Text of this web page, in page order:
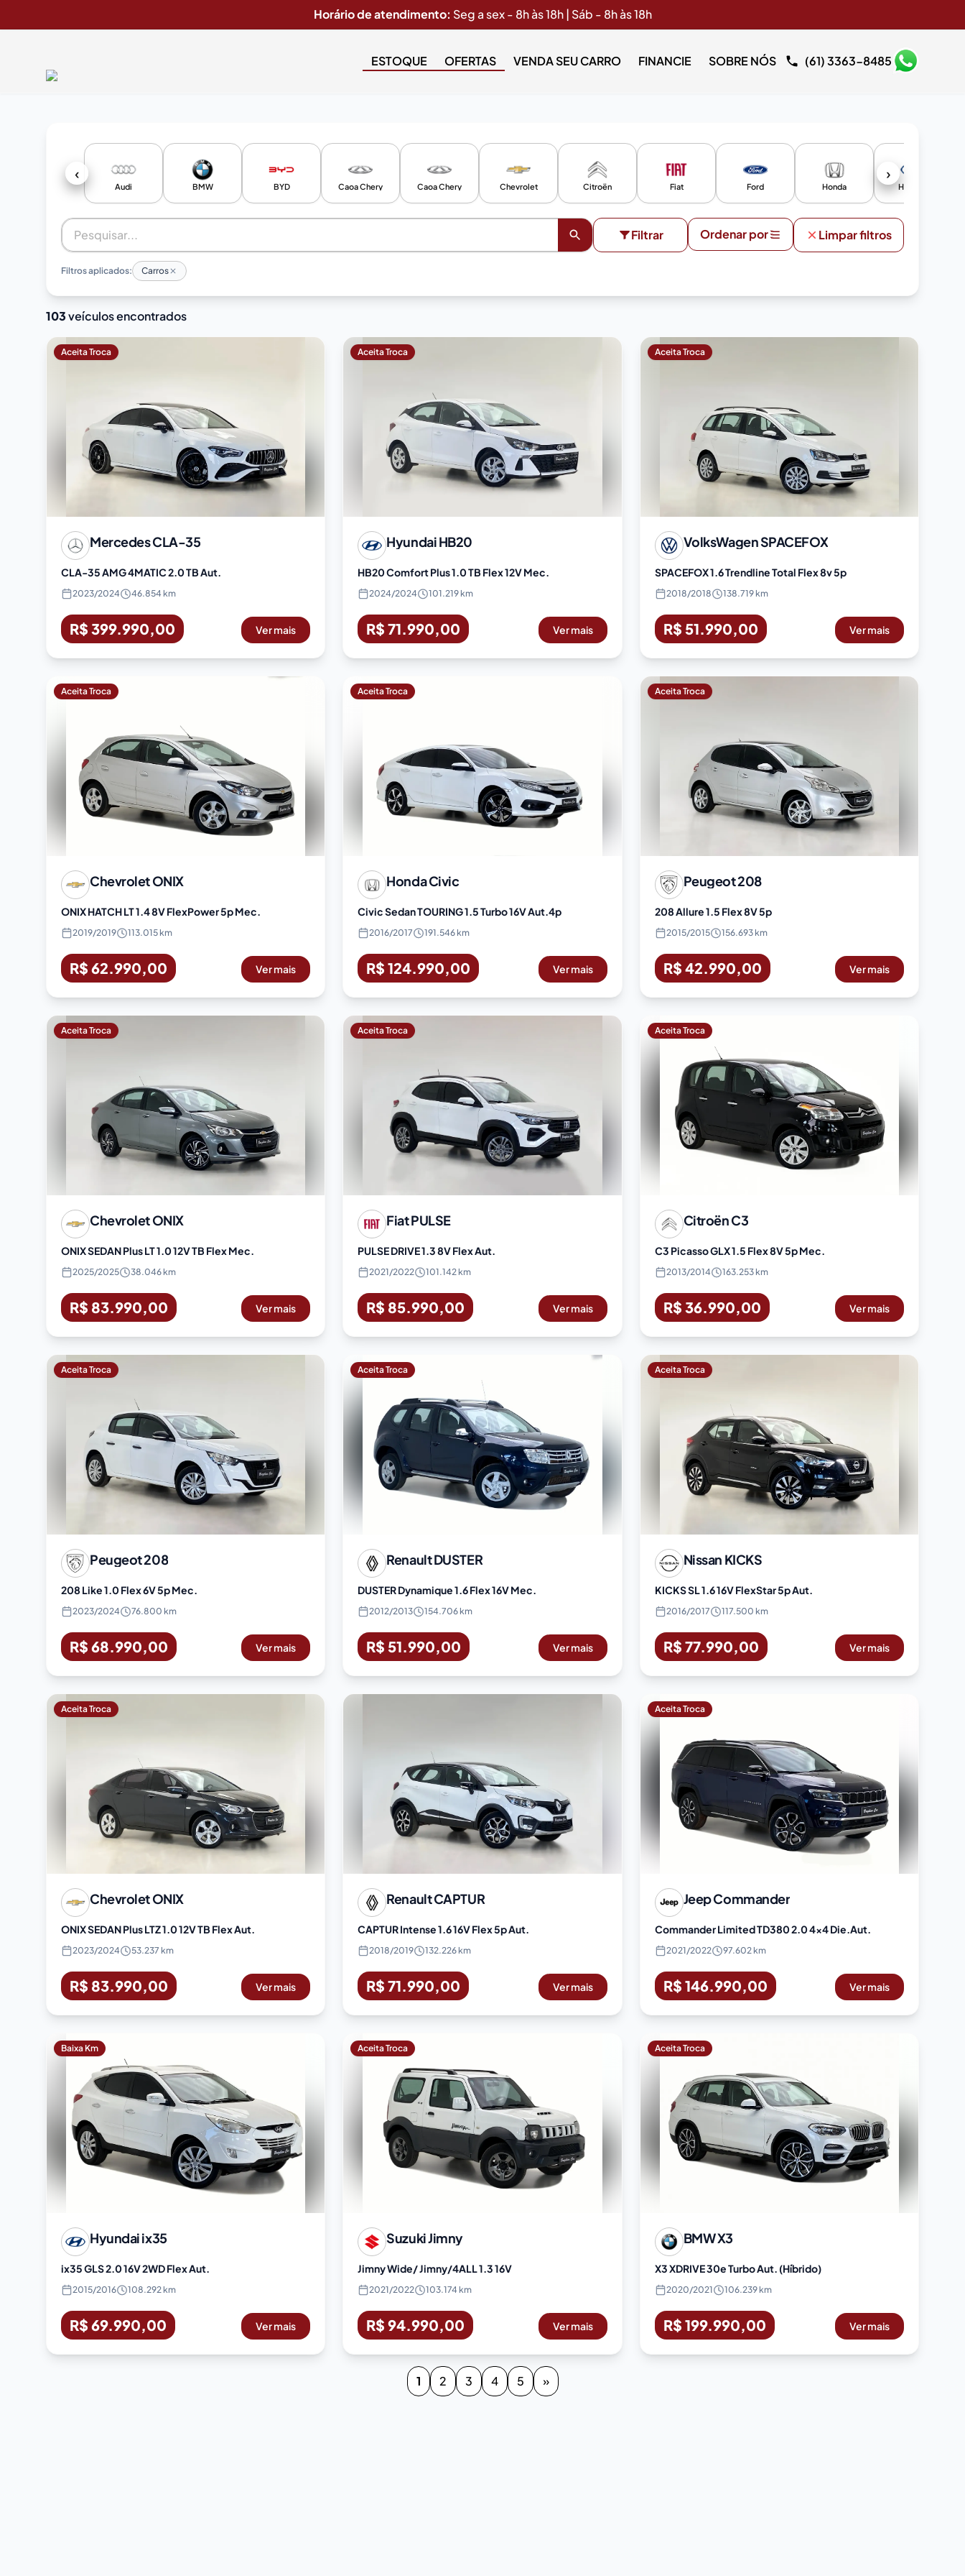
Horário de atendimento: Seg a sex - 8h às 18h | Sáb - 8h às 18h
ESTOQUE OFERTAS VENDA SEU CARRO FINANCIE SOBRE NÓS (61) 3363-8485
‹ ›
Audi BMW BYD Caoa Chery Caoa Chery Chevrolet Citroën Fiat Ford Honda Hyundai
Filtrar Ordenar por Limpar filtros
Filtros aplicados: Carros
103veículos encontrados
Aceita Troca
MercedesCLA-35
CLA-35 AMG 4MATIC 2.0 TB Aut.
2023/2024 46.854 km
R$ 399.990,00 Ver mais
Aceita Troca
HyundaiHB20
HB20 Comfort Plus 1.0 TB Flex 12V Mec.
2024/2024 101.219 km
R$ 71.990,00 Ver mais
Aceita Troca
VolksWagenSPACEFOX
SPACEFOX 1.6 Trendline Total Flex 8v 5p
2018/2018 138.719 km
R$ 51.990,00 Ver mais
Aceita Troca
ChevroletONIX
ONIX HATCH LT 1.4 8V FlexPower 5p Mec.
2019/2019 113.015 km
R$ 62.990,00 Ver mais
Aceita Troca
HondaCivic
Civic Sedan TOURING 1.5 Turbo 16V Aut.4p
2016/2017 191.546 km
R$ 124.990,00 Ver mais
Aceita Troca
Peugeot208
208 Allure 1.5 Flex 8V 5p
2015/2015 156.693 km
R$ 42.990,00 Ver mais
Aceita Troca
ChevroletONIX
ONIX SEDAN Plus LT 1.0 12V TB Flex Mec.
2025/2025 38.046 km
R$ 83.990,00 Ver mais
Aceita Troca
FiatPULSE
PULSE DRIVE 1.3 8V Flex Aut.
2021/2022 101.142 km
R$ 85.990,00 Ver mais
Aceita Troca
CitroënC3
C3 Picasso GLX 1.5 Flex 8V 5p Mec.
2013/2014 163.253 km
R$ 36.990,00 Ver mais
Aceita Troca
Peugeot208
208 Like 1.0 Flex 6V 5p Mec.
2023/2024 76.800 km
R$ 68.990,00 Ver mais
Aceita Troca
RenaultDUSTER
DUSTER Dynamique 1.6 Flex 16V Mec.
2012/2013 154.706 km
R$ 51.990,00 Ver mais
Aceita Troca
Nissan KICKS
KICKS SL 1.6 16V FlexStar 5p Aut.
2016/2017 117.500 km
R$ 77.990,00 Ver mais
Aceita Troca
ChevroletONIX
ONIX SEDAN Plus LTZ 1.0 12V TB Flex Aut.
2023/2024 53.237 km
R$ 83.990,00 Ver mais
RenaultCAPTUR
CAPTUR Intense 1.6 16V Flex 5p Aut.
2018/2019 132.226 km
R$ 71.990,00 Ver mais
Aceita Troca
JeepCommander
Commander Limited TD380 2.0 4x4 Die.Aut.
2021/2022 97.602 km
R$ 146.990,00 Ver mais
Baixa Km
Hyundaiix35
ix35 GLS 2.0 16V 2WD Flex Aut.
2015/2016 108.292 km
R$ 69.990,00 Ver mais
Aceita Troca
SuzukiJimny
Jimny Wide/ Jimny/4ALL 1.3 16V
2021/2022 103.174 km
R$ 94.990,00 Ver mais
Aceita Troca
BMWX3
X3 XDRIVE 30e Turbo Aut. (Híbrido)
2020/2021 106.239 km
R$ 199.990,00 Ver mais
1 2 3 4 5 »